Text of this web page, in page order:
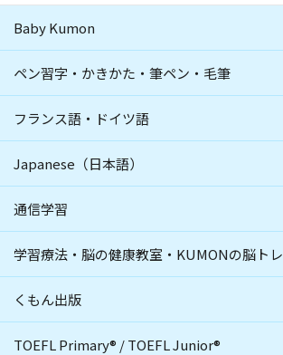
Baby Kumon
ペン習字・かきかた・筆ペン・毛筆
フランス語・ドイツ語
Japanese（日本語）
通信学習
学習療法・脳の健康教室・KUMONの脳トレ
くもん出版
TOEFL Primary® /TOEFL Junior®